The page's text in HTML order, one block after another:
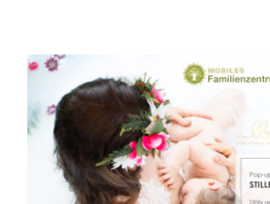
Zeige
grösseres
Bild